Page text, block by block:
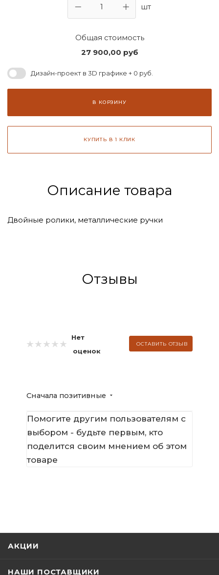
шт
Общая стоимость
27 900,00 руб
Дизайн-проект в 3D графике + 0 руб.
В КОРЗИНУ
КУПИТЬ В 1 КЛИК
Описание товара
Двойные ролики, металлические ручки
Отзывы
Нет
оценок
ОСТАВИТЬ ОТЗЫВ
Сначала позитивные
Помогите другим пользователям с
выбором - будьте первым, кто
поделится своим мнением об этом
товаре
АКЦИИ
НАШИ ПОСТАВЩИКИ